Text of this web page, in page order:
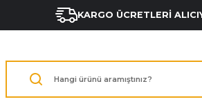
KARGO ÜCRETLERİ